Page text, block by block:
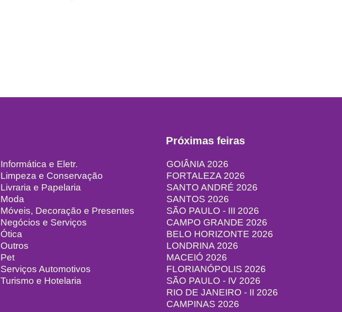
Informática e Eletr.
Limpeza e Conservação
Livraria e Papelaria
Moda
Móveis, Decoração e Presentes
Negócios e Serviços
Ótica
Outros
Pet
Serviços Automotivos
Turismo e Hotelaria
Próximas feiras
GOIÂNIA 2026
FORTALEZA 2026
SANTO ANDRÉ 2026
SANTOS 2026
SÃO PAULO - III 2026
CAMPO GRANDE 2026
BELO HORIZONTE 2026
LONDRINA 2026
MACEIÓ 2026
FLORIANÓPOLIS 2026
SÃO PAULO - IV 2026
RIO DE JANEIRO - II 2026
CAMPINAS 2026